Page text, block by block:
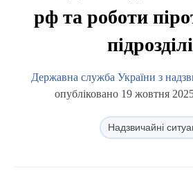
рф та роботи
Державна служба України з
опубліковано 19 жовтня
Надзвичайні